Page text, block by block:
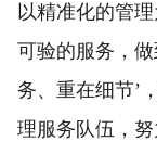
以精准化的管
可验的服务，
务、重在细节’
理服务队伍，